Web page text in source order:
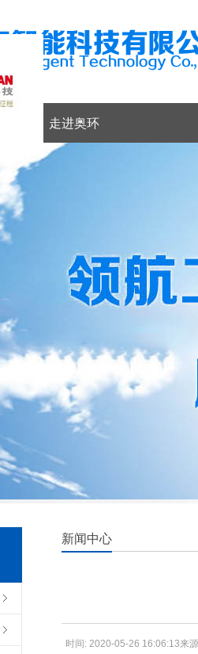
走进奥环
新闻中心
时间: 2020-05-26 16:06:13来